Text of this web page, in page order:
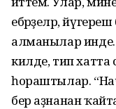
ебәрҙеләр,
алманылар
килде, тип хатта
һораштылар.
бер аҙнанан